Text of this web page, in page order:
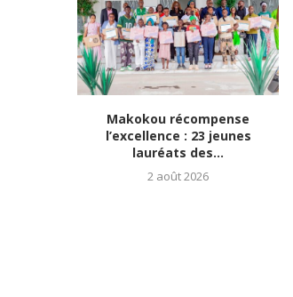
Makokou récompense
l’excellence : 23 jeunes
lauréats des...
2 août 2026